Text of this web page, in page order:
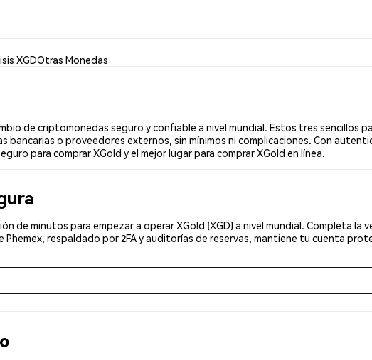
XGDOtras Monedas
de criptomonedas seguro y confiable a nivel mundial. Estos tres sencillos
o proveedores externos, sin mínimos ni complicaciones. Con
para comprar XGold y el mejor lugar para comprar XGold en línea.
de minutos para empezar a operar XGold (XGD) a nivel mundial. Completa la
respaldado por 2FA y auditorías de reservas, mantiene tu cuenta